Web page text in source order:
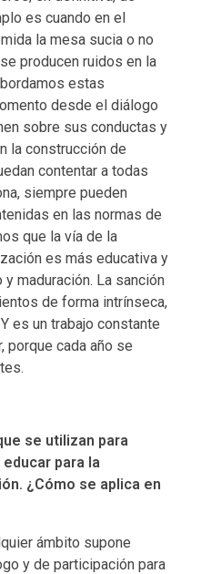
es cuando en el
la mesa sucia o no
producen ruidos en la
estas
desde el diálogo
sobre sus conductas y
la construcción de
contentar a todas
siempre pueden
en las normas de
que la vía de la
es más educativa y
maduración. La sanción
de forma intrínseca,
es un trabajo constante
porque cada año se
se utilizan para
para la
¿Cómo se aplica en
ámbito supone
y de participación para